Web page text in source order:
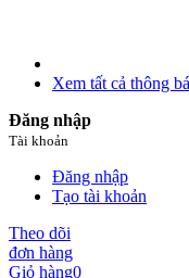
Xem tất cả thông
Đăng nhập
Tài khoản
Đăng nhập
Tạo tài khoản
Theo dõi
đơn hàng
Giỏ hàng0